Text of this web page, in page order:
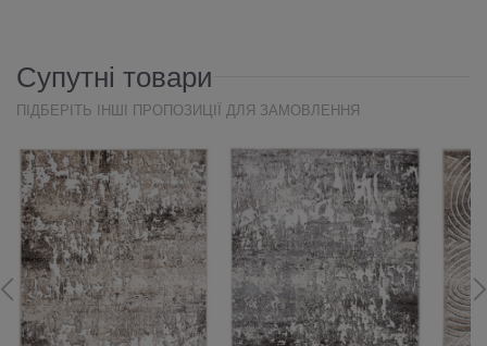
Супутні товари
ПІДБЕРІТЬ ІНШІ ПРОПОЗИЦІЇ ДЛЯ ЗАМОВЛЕННЯ